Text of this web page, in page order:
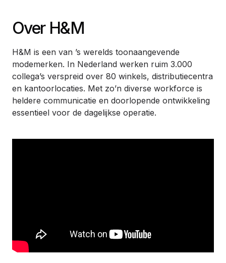
Over H&M
H&M is een van ’s werelds toonaangevende
modemerken. In Nederland werken ruim 3.000
collega’s verspreid over 80 winkels, distributiecentra
en kantoorlocaties. Met zo’n diverse workforce is
heldere communicatie en doorlopende ontwikkeling
essentieel voor de dagelijkse operatie.